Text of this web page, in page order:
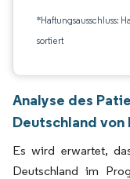
*Haftungsausschluss:
sortiert
Analyse des
Deutschland
Es wird erwartet,
Deutschland im